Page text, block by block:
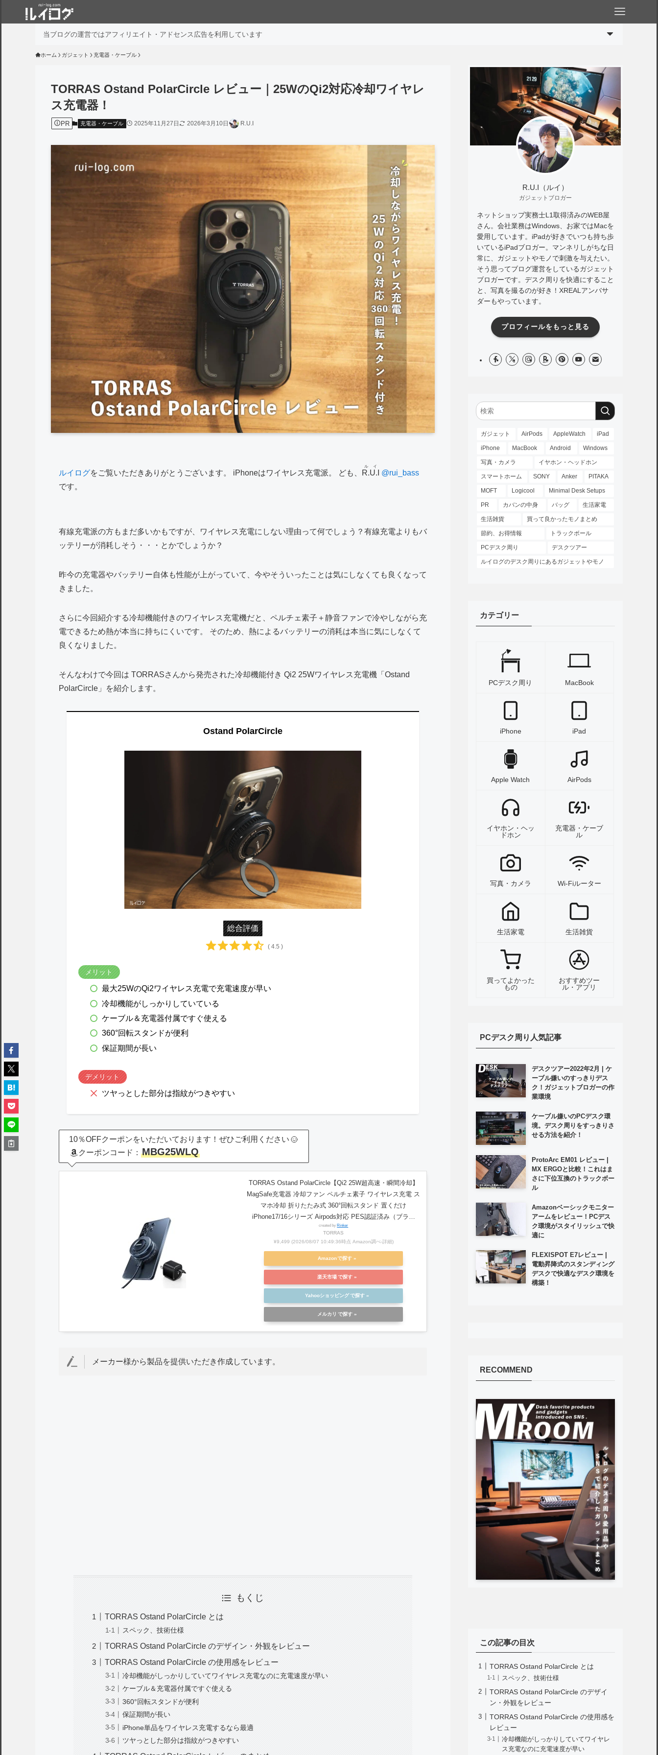
当ブログの運営ではアフィリエイト・アドセンス広告を利用しています
ホーム ガジェット 充電器・ケーブル
TORRAS Ostand PolarCircle レビュー｜25WのQi2対応冷却ワイヤレ
ス充電器！
PR 充電器・ケーブル 2025年11月27日 2026年3月10日 R.U.I
ルイログをご覧いただきありがとうございます。 iPhoneはワイヤレス充電派。 ども、 R.U.I
ルイ
@rui_bass
です。
有線充電派の方もまだ多いかもですが、ワイヤレス充電にしない理由って何でしょう？有線充電よりもバ
ッテリーが消耗しそう・・・とかでしょうか？
昨今の充電器やバッテリー自体も性能が上がっていて、今やそういったことは気にしなくても良くなって
きました。
さらに今回紹介する冷却機能付きのワイヤレス充電機だと、ペルチェ素子＋静音ファンで冷やしながら充
電できるため熱が本当に持ちにくいです。 そのため、熱によるバッテリーの消耗は本当に気にしなくて
良くなりました。
そんなわけで今回は TORRASさんから発売された冷却機能付き Qi2 25Wワイヤレス充電機「Ostand
PolarCircle」を紹介します。
Ostand PolarCircle
総合評価
( 4.5 )
メリット
最大25WのQi2ワイヤレス充電で充電速度が早い
冷却機能がしっかりしていている
ケーブル＆充電器付属ですぐ使える
360°回転スタンドが便利
保証期間が長い
デメリット
ツヤっとした部分は指紋がつきやすい
10％OFFクーポンをいただいております！ぜひご利用ください
クーポンコード：MBG25WLQ
TORRAS Ostand PolarCircle【Qi2 25W超高速・瞬間冷却】
MagSafe充電器 冷却ファン ペルチェ素子 ワイヤレス充電 ス
マホ冷却 折りたたみ式 360°回転スタンド 置くだけ
iPhone17/16シリーズ Airpods対応 PES認証済み（ブラッ
ク）
created by Rinker
TORRAS
¥9,499 (2026/08/07 10:49:36時点 Amazon調べ-詳細)
Amazon
楽天市場
Yahooショッピング
メルカリ
メーカー様から製品を提供いただき作成しています。
もくじ
TORRAS Ostand PolarCircle とは
スペック、技術仕様
TORRAS Ostand PolarCircle のデザイン・外観をレビュー
TORRAS Ostand PolarCircle の使用感をレビュー
冷却機能がしっかりしていてワイヤレス充電なのに充電速度が早い
ケーブル＆充電器付属ですぐ使える
360°回転スタンドが便利
保証期間が長い
iPhone単品をワイヤレス充電するなら最適
ツヤっとした部分は指紋がつきやすい
R.U.I（ルイ）
ガジェットブロガー
ネットショップ実務士L1取得済みのWEB屋
さん。会社業務はWindows、お家ではMacを
愛用しています。iPadが好きでいつも持ち歩
いているiPadブロガー。マンネリしがちな日
常に、ガジェットやモノで刺激を与えたい。
そう思ってブログ運営をしているガジェット
ブロガーです。デスク周りを快適にすること
と、写真を撮るのが好き！XREALアンバサ
ダーもやっています。
プロフィールをもっと見る
ガジェット AirPods AppleWatch iPad
iPhone MacBook Android Windows
写真・カメラ イヤホン・ヘッドホン
スマートホーム SONY Anker PITAKA
MOFT Logicool Minimal Desk Setups
PR カバンの中身 バッグ 生活家電
生活雑貨 買って良かったモノまとめ
節約、お得情報 トラックボール
PCデスク周り デスクツアー
ルイログのデスク周りにあるガジェットやモノ
カテゴリー
PCデスク周り MacBook
iPhone iPad
Apple Watch AirPods
イヤホン・ヘッ
ドホン
充電器・ケーブ
ル
写真・カメラ Wi-Fiルーター
生活家電 生活雑貨
買ってよかった
もの
おすすめツー
ル・アプリ
PCデスク周り人気記事
デスクツアー2022年2月 | ケ
ーブル嫌いのすっきりデス
ク！ガジェットブロガーの作
業環境
ケーブル嫌いのPCデスク環
境。デスク周りをすっきりさ
せる方法を紹介！
ProtoArc EM01 レビュー |
MX ERGOと比較！これはま
さに下位互換のトラックボー
ル
Amazonベーシックモニター
アームをレビュー！PCデス
ク環境がスタイリッシュで快
適に
FLEXISPOT E7レビュー |
電動昇降式のスタンディング
デスクで快適なデスク環境を
構築！
RECOMMEND
この記事の目次
TORRAS Ostand PolarCircle とは
スペック、技術仕様
TORRAS Ostand PolarCircle のデザイ
ン・外観をレビュー
TORRAS Ostand PolarCircle の使用感を
レビュー
冷却機能がしっかりしていてワイヤレ
ス充電なのに充電速度が早い